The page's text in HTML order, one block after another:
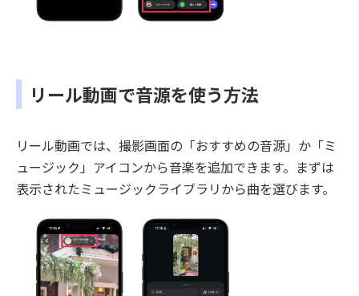
リール動画で音源を使う方法
リール動画では、撮影画面の「おすすめの音源」か「ミ
ュージック」アイコンから音楽を追加できます。まずは
表示されたミュージックライブラリから曲を選びます。